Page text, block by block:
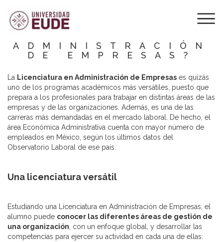
¿POR QUÉ
ESTUDIAR UNA
ADMINISTRACIÓN
DE EMPRESAS?
La Licenciatura en Administración de Empresas es quizás
uno de los programas académicos más versátiles, puesto que
prepara a los profesionales para trabajar en distintas áreas de las
empresas y de las organizaciones. Además, es una de las
carreras más demandadas en el mercado laboral.
De hecho, el
área Económica Administrativa cuenta con mayor número de
empleados en México, según los últimos datos del
Observatorio Laboral de ese país.
Una licenciatura versátil
Estudiando una Licenciatura en Administración de Empresas , el
alumno puede conocer las diferentes áreas de gestión de
una organización , con un enfoque global, y desarrollar las
competencias para ejercer su actividad en cada una de ellas: